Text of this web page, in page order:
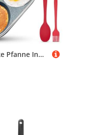
KitchenEvi Pancake Pfanne Induktion Antihaft – mit abnehmbarem Griff, Glasdeckel & Pfannenwendern – Ideal für Eier, Pfannkuchen & Blinis – 4 Mulden – PFOA-frei